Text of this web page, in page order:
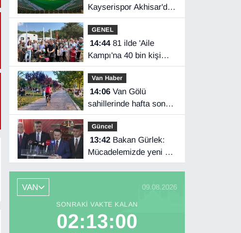
Kayserispor Akhisar'da
rakip
GENEL
14:4481 ilde 'Aile
Kampı'na 40 bin kişi
katıldı
Van Haber
14:06Van Gölü
sahillerinde hafta sonu
yoğunluğu
Güncel
13:42Bakan Gürlek:
Mücadelemizde yeni bir
boyuta geçeceğiz
VAN 09.08.2026
SONRAKI VAKTE KALAN
02:12:59